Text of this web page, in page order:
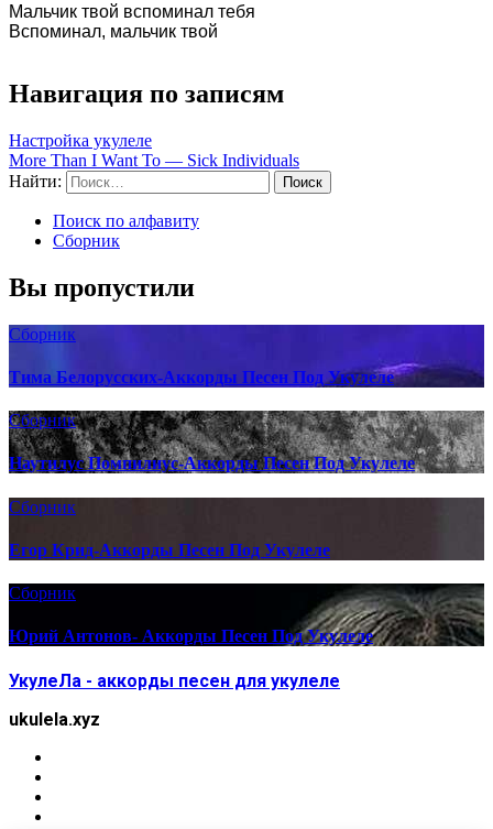
Мальчик твой вспоминал тебя
Вспоминал, мальчик твой
Навигация по записям
Настройка укулеле
More Than I Want To — Sick Individuals
Найти:
Поиск по алфавиту
Сборник
Вы пропустили
Сборник
Тима Белорусских-Аккорды Песен Под Укулеле
Сборник
Наутилус Помпилиус-Аккорды Песен Под Укулеле
Сборник
Егор Крид-Аккорды Песен Под Укулеле
Сборник
Юрий Антонов- Аккорды Песен Под Укулеле
УкулеЛа - аккорды песен для укулеле
ukulela.xyz